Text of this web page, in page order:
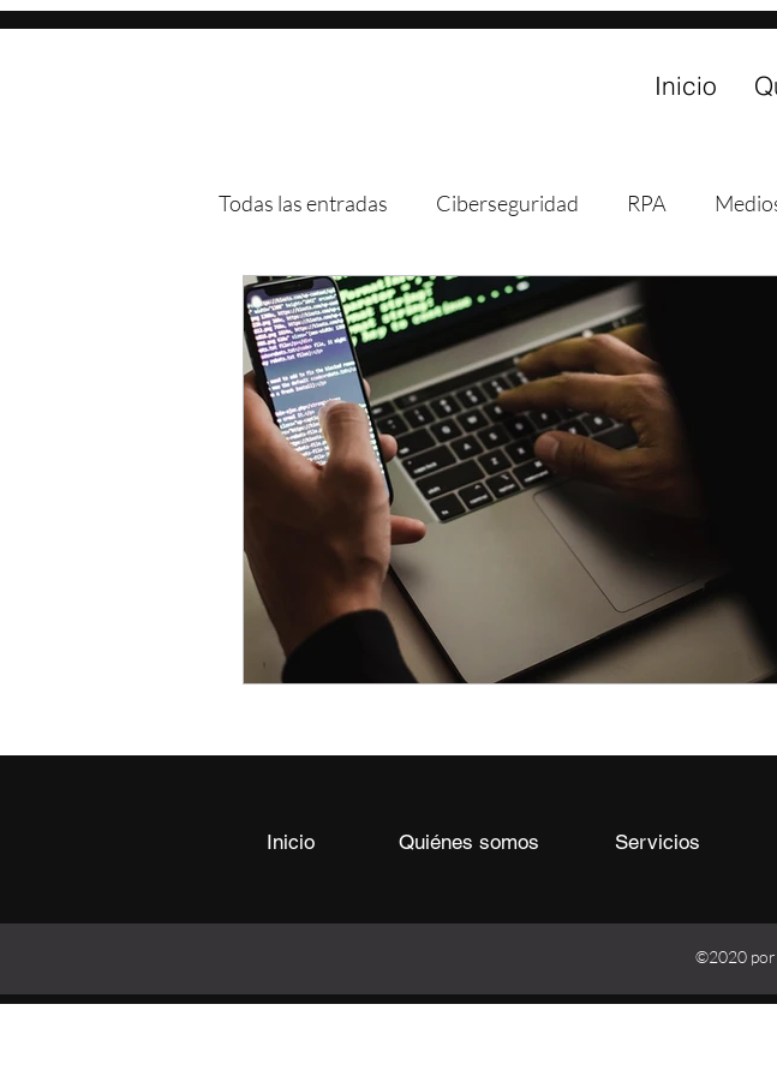
Inicio
Todas las entradas Ciberseguridad RPA
Web Scraping Bots CyberMonday
Ethical Hacking Industria Bancaria
Inicio Quiénes somos Servicios
©2020 por